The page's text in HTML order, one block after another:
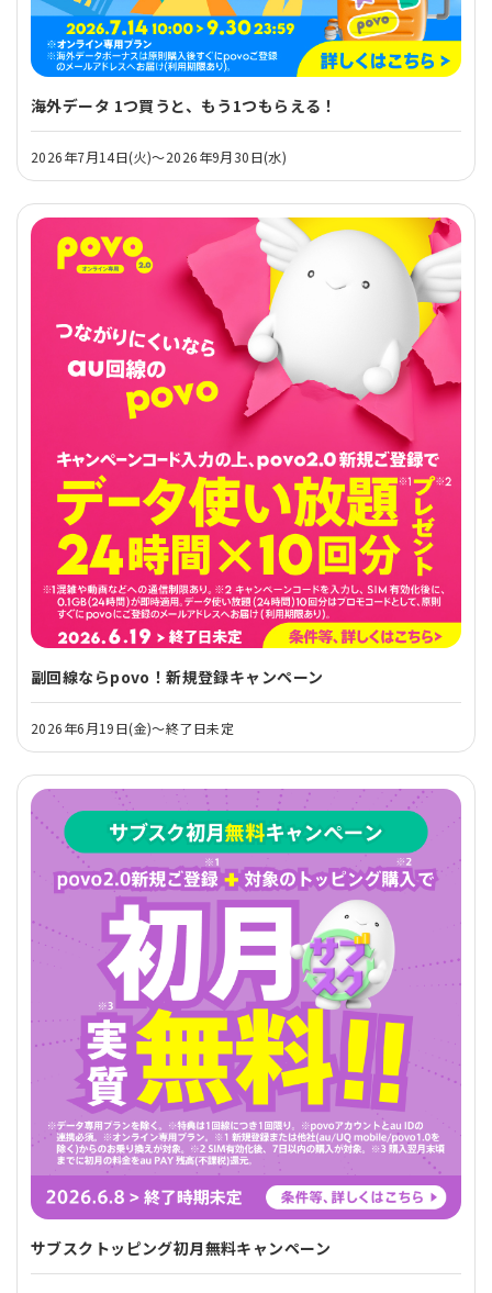
海外データ 1つ買うと、もう1つもらえる！
2026年7月14日(火)～2026年9月30日(水)
副回線ならpovo！新規登録キャンペーン
2026年6月19日(金)～終了日未定
サブスクトッピング初月無料キャンペーン